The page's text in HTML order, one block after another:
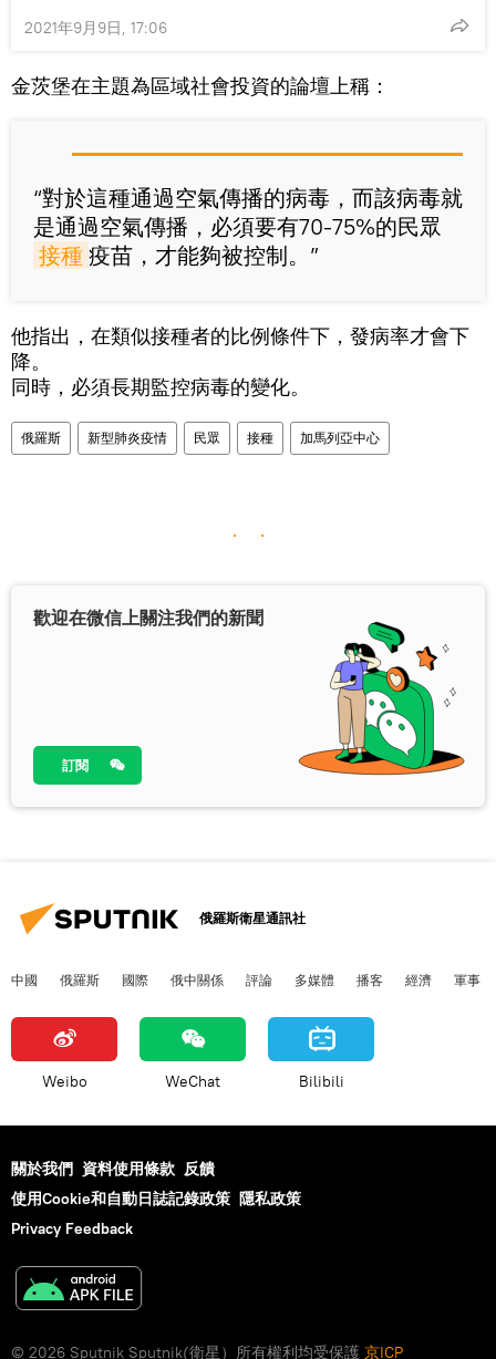
2021年9月9日, 17:06
金茨堡在主題為區域社會投資的論壇上稱：
“對於這種通過空氣傳播的病毒，而該病毒就
是通過空氣傳播，必須要有70-75%的民眾
接種 疫苗，才能夠被控制。”
他指出，在類似接種者的比例條件下，發病率才會下
降。
同時，必須長期監控病毒的變化。
俄羅斯 新型肺炎疫情 民眾 接種 加馬列亞中心
歡迎在微信上關注我們的新聞
訂閱
俄羅斯衛星通訊社
中國 俄羅斯 國際 俄中關係 評論 多媒體 播客 經濟 軍事
Weibo WeChat Bilibili
關於我們 資料使用條款 反饋
使用Cookie和自動日誌記錄政策 隱私政策
Privacy Feedback
© 2026 Sputnik Sputnik(衛星）所有權利均受保護 京ICP